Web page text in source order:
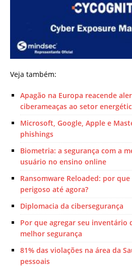
Veja também:
Apagão na Europa reacende
ciberameaças ao setor
Microsoft, Google, Apple e
phishings
Biometria: a segurança com a
usuário no ensino online
Ransomware Reloaded: por
perigoso até agora?
Diplomacia da cibersegurança
Por que agregar seu inventário
melhor segurança
81% das violações na área da
pessoais